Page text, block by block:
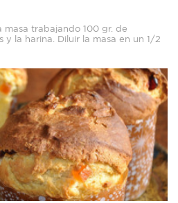
masa trabajando 100 gr. de
la harina. Diluir la masa en un 1/2